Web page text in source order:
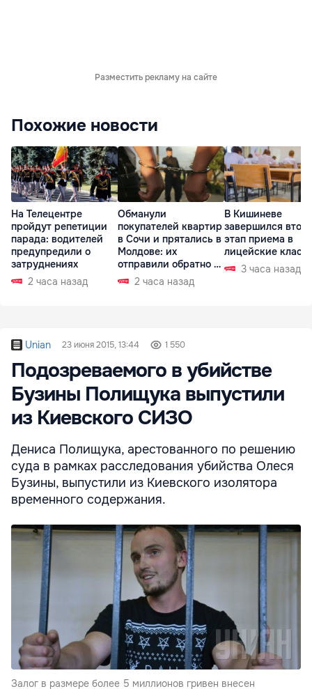
Разместить рекламу на сайте
Похожие новости
На Телецентре
пройдут репетиции
парада: водителей
предупредили о
затруднениях
2 часа назад
Обманули
покупателей квартир
в Сочи и прятались в
Молдове: их
отправили обратно в
РФ 2 часа назад
В Кишиневе
завершился
этап приема в
лицейские
3 часа назад
Unian 23 июня 2015, 13:44 1 550
Подозреваемого в убийстве
Бузины Полищука выпустили
из Киевского СИЗО
Дениса Полищука, арестованного по решению
суда в рамках расследования убийства Олеся
Бузины, выпустили из Киевского изолятора
временного содержания.
Залог в размере более 5 миллионов гривен внесен